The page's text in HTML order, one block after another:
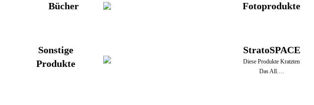
Bücher Fotoprodukte
Sonstige
Produkte
StratoSPACE
Diese Produkte Kratzten
Das All.…